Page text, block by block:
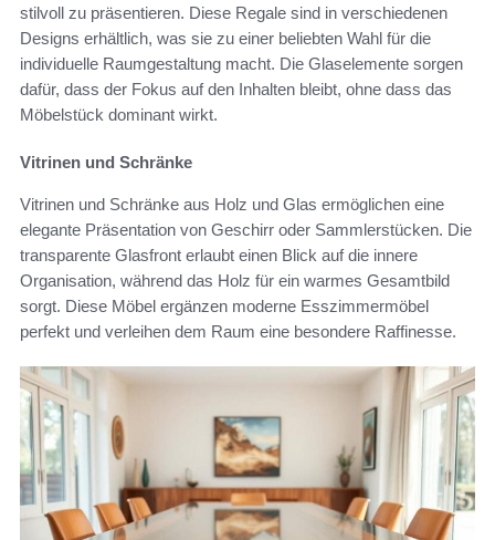
stilvoll zu präsentieren. Diese Regale sind in verschiedenen
Designs erhältlich, was sie zu einer beliebten Wahl für die
individuelle Raumgestaltung macht. Die Glaselemente sorgen
dafür, dass der Fokus auf den Inhalten bleibt, ohne dass das
Möbelstück dominant wirkt.
Vitrinen und Schränke
Vitrinen und Schränke aus Holz und Glas ermöglichen eine
elegante Präsentation von Geschirr oder Sammlerstücken. Die
transparente Glasfront erlaubt einen Blick auf die innere
Organisation, während das Holz für ein warmes Gesamtbild
sorgt. Diese Möbel ergänzen moderne Esszimmermöbel
perfekt und verleihen dem Raum eine besondere Raffinesse.